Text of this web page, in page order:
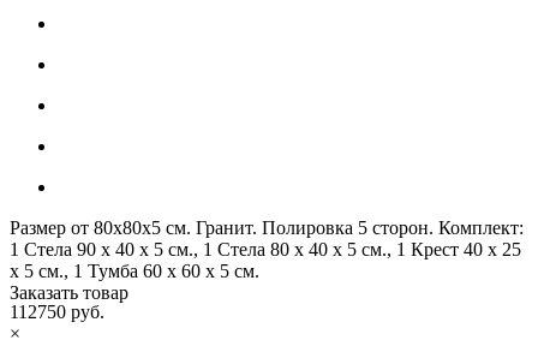
Размер от 80х80х5 см. Гранит. Полировка 5 сторон. Комплект:
1 Стела 90 x 40 x 5 см., 1 Стела 80 х 40 х 5 см., 1 Крест 40 х 25
х 5 см., 1 Тумба 60 x 60 x 5 см.
112750 руб.
Заказать товар
×